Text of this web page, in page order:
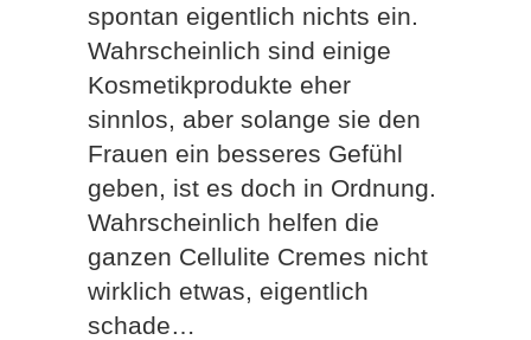
spontan eigentlich nichts ein.
Wahrscheinlich sind einige
Kosmetikprodukte eher
sinnlos, aber solange sie den
Frauen ein besseres Gefühl
geben, ist es doch in Ordnung.
Wahrscheinlich helfen die
ganzen Cellulite Cremes nicht
wirklich etwas, eigentlich
schade…